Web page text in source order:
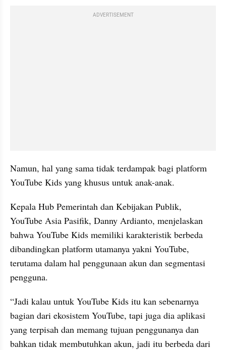
ADVERTISEMENT
Namun, hal yang sama tidak terdampak bagi platform
YouTube Kids yang khusus untuk anak-anak.
Kepala Hub Pemerintah dan Kebijakan Publik,
YouTube Asia Pasifik, Danny Ardianto, menjelaskan
bahwa YouTube Kids memiliki karakteristik berbeda
dibandingkan platform utamanya yakni YouTube,
terutama dalam hal penggunaan akun dan segmentasi
pengguna.
“Jadi kalau untuk YouTube Kids itu kan sebenarnya
bagian dari ekosistem YouTube, tapi juga dia aplikasi
yang terpisah dan memang tujuan penggunanya dan
bahkan tidak membutuhkan akun, jadi itu berbeda dari